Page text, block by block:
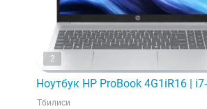
2
Ноутбук HP ProBook 4G1iR16 |
Тбилиси